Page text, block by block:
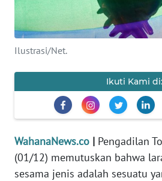
Ilustrasi/Net.
Ikuti Kami di:
WahanaNews.co | Pengadilan
(01/12) memutuskan bahwa
sesama jenis adalah sesuatu
SERBA-SERBI
PENDIDIKAN
OLAHRAGA
OPINI
EDITORIAL